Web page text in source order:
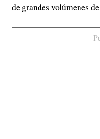
de grandes volúmenes